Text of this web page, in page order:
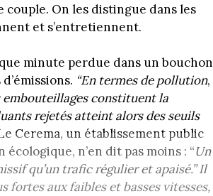
On les distingue dans les
et s’entretiennent.
minute perdue dans un bouchon
“En termes de pollution,
embouteillages constituent la
rejetés atteint alors des seuils
Cerema, un établissement public
n’en dit pas moins : “Un
qu’un trafic régulier et apaisé.” Il
fortes aux faibles et basses vitesses,